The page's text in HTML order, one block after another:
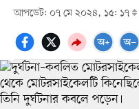
আপডেট: ০৭ মে ২০২৪, ১৫: ১৭